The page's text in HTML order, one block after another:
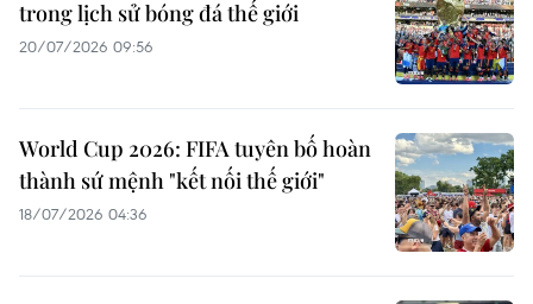
trong lịch sử bóng đá thế giới
20/07/2026 09:56
World Cup 2026: FIFA tuyên bố hoàn
thành sứ mệnh "kết nối thế giới"
18/07/2026 04:36